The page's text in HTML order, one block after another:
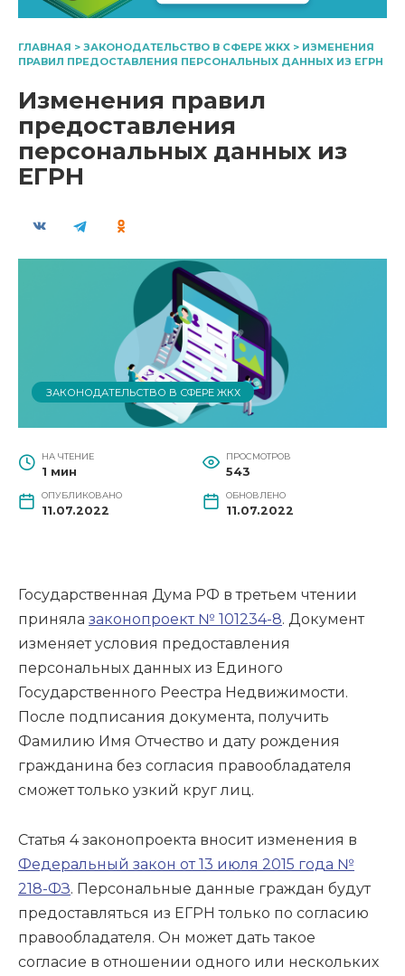
ГЛАВНАЯ > ЗАКОНОДАТЕЛЬСТВО В СФЕРЕ ЖКХ > ИЗМЕНЕНИЯ
ПРАВИЛ ПРЕДОСТАВЛЕНИЯ ПЕРСОНАЛЬНЫХ ДАННЫХ ИЗ ЕГРН
Изменения правил
предоставления
персональных данных из
ЕГРН
ЗАКОНОДАТЕЛЬСТВО В СФЕРЕ ЖКХ
НА ЧТЕНИЕ
1 мин
ПРОСМОТРОВ
543
ОПУБЛИКОВАНО
11.07.2022
ОБНОВЛЕНО
11.07.2022
Государственная Дума РФ в третьем чтении
приняла законопроект № 101234-8. Документ
изменяет условия предоставления
персональных данных из Единого
Государственного Реестра Недвижимости.
После подписания документа, получить
Фамилию Имя Отчество и дату рождения
гражданина без согласия правообладателя
сможет только узкий круг лиц.
Статья 4 законопроекта вносит изменения в
Федеральный закон от 13 июля 2015 года №
218-ФЗ. Персональные данные граждан будут
предоставляться из ЕГРН только по согласию
правообладателя. Он может дать такое
согласие в отношении одного или нескольких